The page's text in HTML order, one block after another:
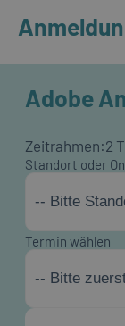
Adobe
Zeitrahmen:2
Standort oder
-- Bitte
Termin wählen
-- Bitte